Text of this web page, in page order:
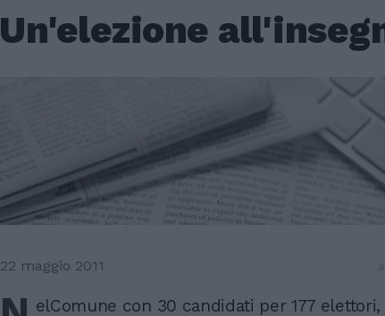
Un'elezione
22 maggio 2011
elComune con 30 candidati per 177 elettori,